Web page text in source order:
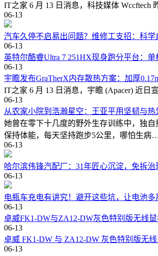
IT之家 6 月 13 日消息，科技媒体 Wccftech
06-13
汽车久停不启易出问题？维修工支招：科
06-13
英特尔酷睿Ultra 7 251HX现身跑分平台：
06-13
宇瞻发布GraTherX内存散热方案：加厚
IT之家 6 月 13 日消息，宇瞻 (Apacer) 近
06-13
从农家小院到浩瀚星空：王亚平用坚韧与
她曾在零下十几度的野外生存训练中，独
保持体能，每天坚持跑步5公里，哪怕生病
06-13
哈尔滨伟锋汽配厂：31年匠心沉淀，免拆
06-13
电瓶车充电有讲究！避开这些坑，让电池多
06-13
卓威FK1-DW与ZA12-DW灰色特别版无线
06-13
卓威 FK1-DW 与 ZA12-DW 灰色特别版无
06-13